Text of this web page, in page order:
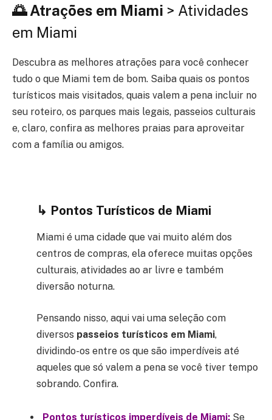
🌅 Atrações em Miami > Atividades
em Miami
Descubra as melhores atrações para você conhecer
tudo o que Miami tem de bom. Saiba quais os pontos
turísticos mais visitados, quais valem a pena incluir no
seu roteiro, os parques mais legais, passeios culturais
e, claro, confira as melhores praias para aproveitar
com a família ou amigos.
↳ Pontos Turísticos de Miami
Miami é uma cidade que vai muito além dos
centros de compras, ela oferece muitas opções
culturais, atividades ao ar livre e também
diversão noturna.
Pensando nisso, aqui vai uma seleção com
diversos passeios turísticos em Miami,
dividindo-os entre os que são imperdíveis até
aqueles que só valem a pena se você tiver tempo
sobrando. Confira.
Pontos turísticos imperdíveis de Miami: Se